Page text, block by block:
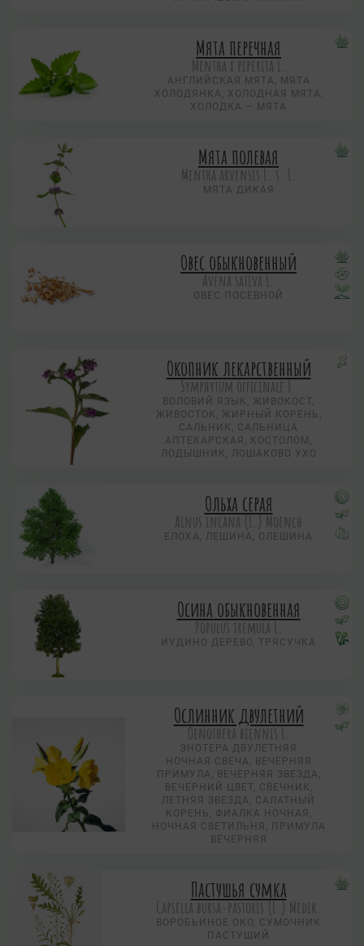
Мята перечная
Mentha х piperita L.
АНГЛИЙСКАЯ МЯТА, МЯТА
ХОЛОДЯНКА, ХОЛОДНАЯ МЯТА,
ХОЛОДКА — МЯТА
Мята полевая
Mentha arvensis L. s. L.
МЯТА ДИКАЯ
Овес обыкновенный
Avena sativa L.
ОВЕС ПОСЕВНОЙ
Окопник лекарственный
Symphytum officinale L.
ВОЛОВИЙ ЯЗЫК, ЖИВОКОСТ,
ЖИВОСТОК, ЖИРНЫЙ КОРЕНЬ,
САЛЬНИК, САЛЬНИЦА
АПТЕКАРСКАЯ, КОСТОЛОМ,
ЛОДЫШНИК, ЛОШАКОВО УХО
Ольха серая
Alnus incana (L.) Moench
ЕЛОХА, ЛЕШИНА, ОЛЕШИНА
Осина обыкновенная
Populus tremula L.
ИУДИНО ДЕРЕВО, ТРЯСУЧКА
Ослинник двулетний
Oenothera biennis L.
ЭНОТЕРА ДВУЛЕТНЯЯ
НОЧНАЯ СВЕЧА, ВЕЧЕРНЯЯ
ПРИМУЛА, ВЕЧЕРНЯЯ ЗВЕЗДА,
ВЕЧЕРНИЙ ЦВЕТ, СВЕЧНИК,
ЛЕТНЯЯ ЗВЕЗДА, САЛАТНЫЙ
КОРЕНЬ, ФИАЛКА НОЧНАЯ,
НОЧНАЯ СВЕТИЛЬНЯ, ПРИМУЛА
ВЕЧЕРНЯЯ
Пастушья сумка
Capsella bursa-pastoris (L.) Medik.
ВОРОБЬИНОЕ ОКО, CУМОЧНИК
ПАСТУШИЙ